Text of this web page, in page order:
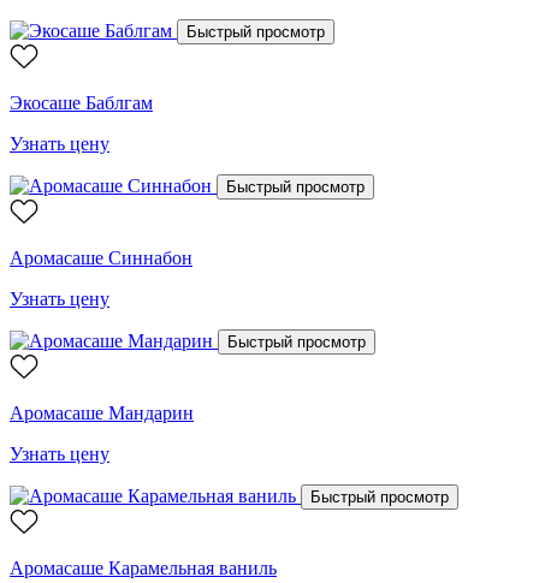
Быстрый просмотр
Экосаше Баблгам
Узнать цену
Быстрый просмотр
Аромасаше Синнабон
Узнать цену
Быстрый просмотр
Аромасаше Мандарин
Узнать цену
Быстрый просмотр
Аромасаше Карамельная ваниль